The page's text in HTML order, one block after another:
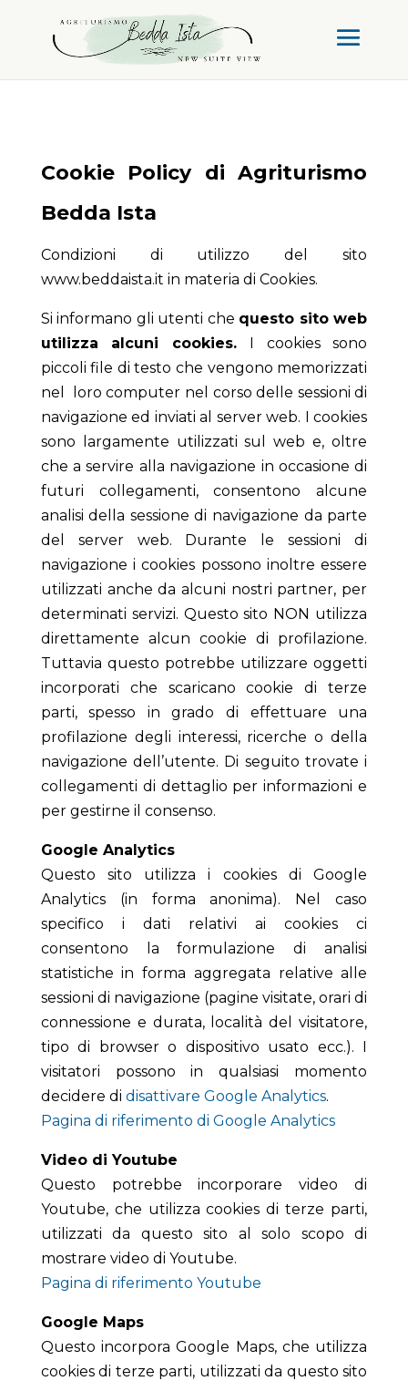
Cookie Policy di Agriturismo
Bedda Ista
Condizioni di utilizzo del sito
www.beddaista.it in materia di Cookies.
Si informano gli utenti che questo sito web
utilizza alcuni cookies. I cookies sono
piccoli file di testo che vengono memorizzati
nel loro computer nel corso delle sessioni di
navigazione ed inviati al server web. I cookies
sono largamente utilizzati sul web e, oltre
che a servire alla navigazione in occasione di
futuri collegamenti, consentono alcune
analisi della sessione di navigazione da parte
del server web. Durante le sessioni di
navigazione i cookies possono inoltre essere
utilizzati anche da alcuni nostri partner, per
determinati servizi. Questo sito NON utilizza
direttamente alcun cookie di profilazione.
Tuttavia questo potrebbe utilizzare oggetti
incorporati che scaricano cookie di terze
parti, spesso in grado di effettuare una
profilazione degli interessi, ricerche o della
navigazione dell’utente. Di seguito trovate i
collegamenti di dettaglio per informazioni e
per gestirne il consenso.
Google Analytics
Questo sito utilizza i cookies di Google
Analytics (in forma anonima). Nel caso
specifico i dati relativi ai cookies ci
consentono la formulazione di analisi
statistiche in forma aggregata relative alle
sessioni di navigazione (pagine visitate, orari di
connessione e durata, località del visitatore,
tipo di browser o dispositivo usato ecc.). I
visitatori possono in qualsiasi momento
decidere di disattivare Google Analytics.
Pagina di riferimento di Google Analytics
Video di Youtube
Questo potrebbe incorporare video di
Youtube, che utilizza cookies di terze parti,
utilizzati da questo sito al solo scopo di
mostrare video di Youtube.
Pagina di riferimento Youtube
Google Maps
Questo incorpora Google Maps, che utilizza
cookies di terze parti, utilizzati da questo sito